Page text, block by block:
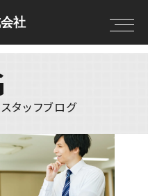
社
まいを借りる
借りる前に決めてお
りる流れ
まいを借りるの
スタッフブログ